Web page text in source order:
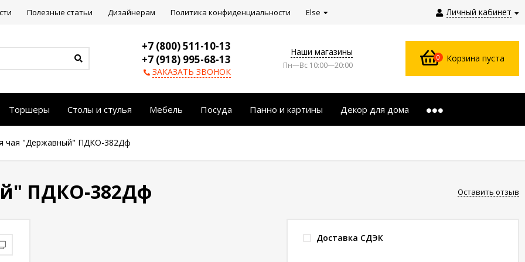
Личный кабинет
Полезные статьи Дизайнерам Политика конфиденциальности Else
+7 (800) 511-10-13
+7 (918) 995-68-13
ЗАКАЗАТЬ ЗВОНОК
Наши магазины
Пн—Вс 10:00—20:00
0 Корзина пуста
Торшеры Столы и стулья Мебель Посуда Панно и картины Декор для дома
чая "Державный" ПДКО-382Дф
ПДКО-382Дф Оставить отзыв
Доставка СДЭК